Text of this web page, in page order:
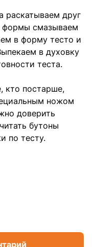
раскатываем друг
формы смазываем
в форму тесто и
в духовку
теста.
кто постарше,
ножом
доверить
бутоны
по тесту.